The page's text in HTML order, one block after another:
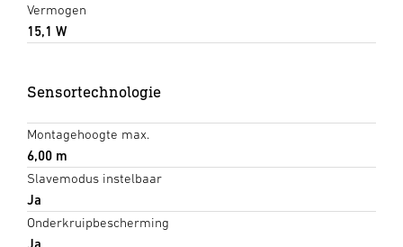
Vermogen
15,1 W
Sensortechnologie
Montagehoogte max.
6,00 m
Slavemodus instelbaar
Ja
Onderkruipbescherming
Ja